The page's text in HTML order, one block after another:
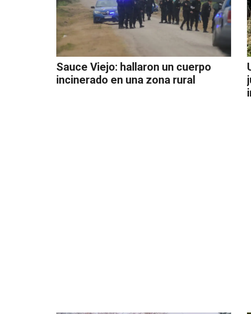
Sauce Viejo: hallaron un cuerpo
incinerado en una zona rural